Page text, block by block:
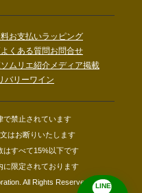
お支払いラッピング
よくある質問お問合せ
ソムリエ紹介メディア掲載
バリーワイン
で禁止されています
はお断りいたします
はすべて15%以下です
に限定されております
All Rights Reserved.
LINE